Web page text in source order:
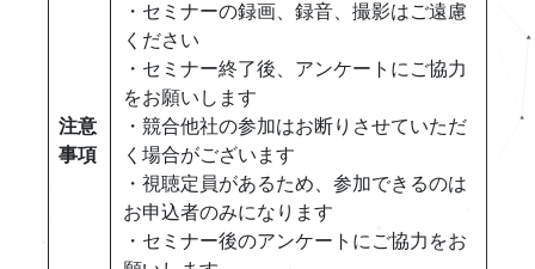
注意
事項
・セミナーの録画、録音、撮影はご遠慮
ください
・セミナー終了後、アンケートにご協力
をお願いします
・競合他社の参加はお断りさせていただ
く場合がございます
・視聴定員があるため、参加できるのは
お申込者のみになります
・セミナー後のアンケートにご協力をお